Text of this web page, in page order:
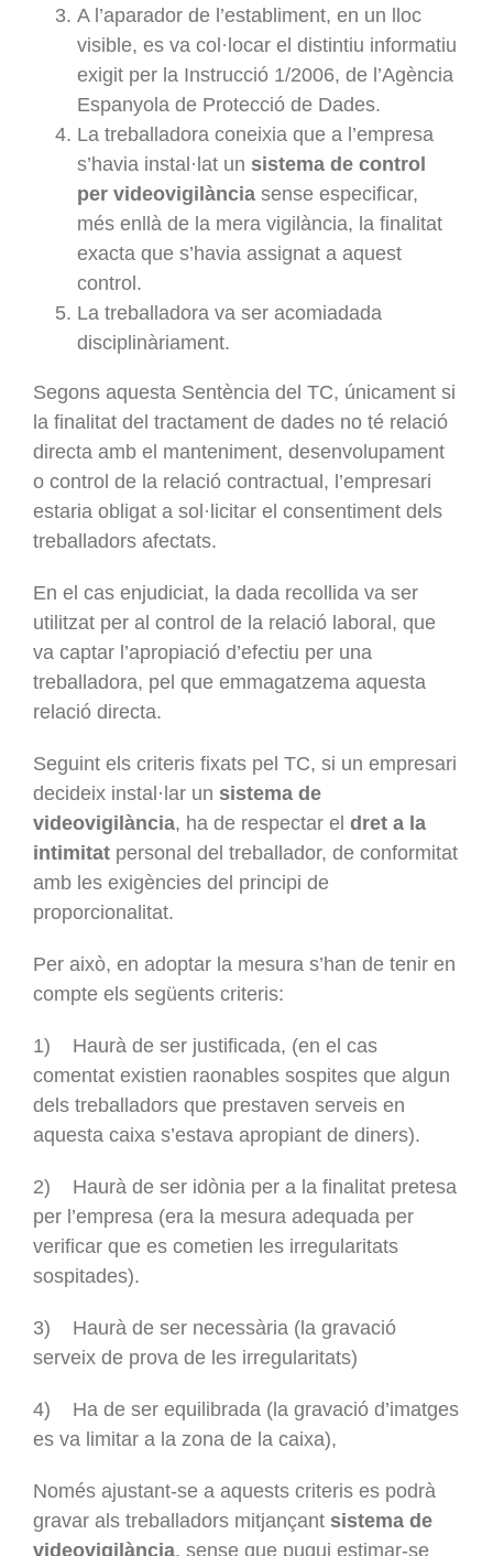
A l’aparador de l’establiment, en un lloc
visible, es va col·locar el distintiu informatiu
exigit per la Instrucció 1/2006, de l’Agència
Espanyola de Protecció de Dades.
La treballadora coneixia que a l’empresa
s’havia instal·lat un sistema de control
per videovigilànciasense especificar,
més enllà de la mera vigilància, la finalitat
exacta que s’havia assignat a aquest
control.
La treballadora va ser acomiadada
disciplinàriament.
Segons aquesta Sentència del TC, únicament si
la finalitat del tractament de dades no té relació
directa amb el manteniment, desenvolupament
o control de la relació contractual, l’empresari
estaria obligat a sol·licitar el consentiment dels
treballadors afectats.
En el cas enjudiciat, la dada recollida va ser
utilitzat per al control de la relació laboral, que
va captar l’apropiació d’efectiu per una
treballadora, pel que emmagatzema aquesta
relació directa.
Seguint els criteris fixats pel TC, si un empresari
decideix instal·lar un sistema de
videovigilància, ha de respectar el dret a la
intimitatpersonal del treballador, de conformitat
amb les exigències del principi de
proporcionalitat.
Per això, en adoptar la mesura s’han de tenir en
compte els següents criteris:
1) Haurà de ser justificada, (en el cas
comentat existien raonables sospites que algun
dels treballadors que prestaven serveis en
aquesta caixa s’estava apropiant de diners).
2) Haurà de ser idònia per a la finalitat pretesa
per l’empresa (era la mesura adequada per
verificar que es cometien les irregularitats
sospitades).
3) Haurà de ser necessària (la gravació
serveix de prova de les irregularitats)
4) Ha de ser equilibrada (la gravació d’imatges
es va limitar a la zona de la caixa),
Només ajustant-se a aquests criteris es podrà
gravar als treballadors mitjançant sistema de
videovigilància, sense que pugui estimar-se